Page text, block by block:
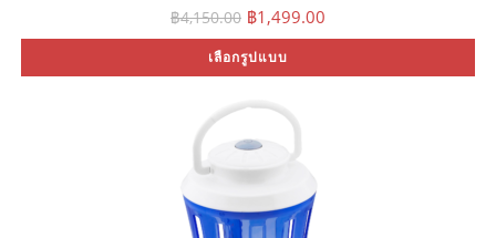
฿4,150.00 Original
price
was:
฿4,150.00.
฿1,499.00
is:
เลือกรูปแบบ